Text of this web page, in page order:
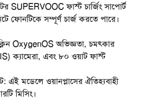
SUPERVOOC ফাস্ট চার্জিং সাপোর্ট
ফোনটিকে সম্পূর্ণ চার্জ করতে পারে।
OxygenOS অভিজ্ঞতা, চমৎকার
ক্যামেরা, এবং ৮০ ওয়াট ফাস্ট
: এই মডেলে ওয়ানপ্লাসের ঐতিহ্যবাহী
মিসিং।